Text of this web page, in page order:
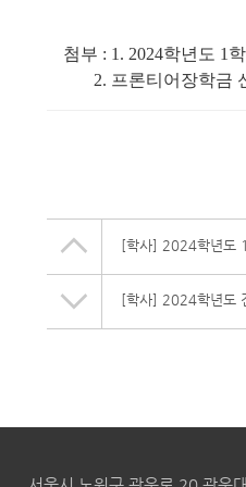
첨부 : 1. 2024학년도 1
2. 프론티어장학금
[학사] 2024학년도
[학사] 2024학년도